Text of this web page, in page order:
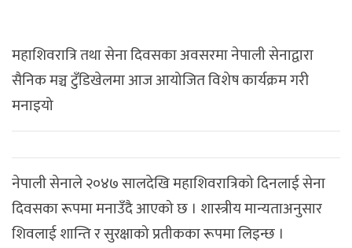
महाशिवरात्रि तथा सेना दिवसका अवसरमा नेपाली सेनाद्वारा
सैनिक मञ्च टुँडिखेलमा आज आयोजित विशेष कार्यक्रम गरी
मनाइयो
नेपाली सेनाले २०४७ सालदेखि महाशिवरात्रिको दिनलाई सेना
दिवसका रूपमा मनाउँदै आएको छ । शास्त्रीय मान्यताअनुसार
शिवलाई शान्ति र सुरक्षाको प्रतीकका रूपमा लिइन्छ ।